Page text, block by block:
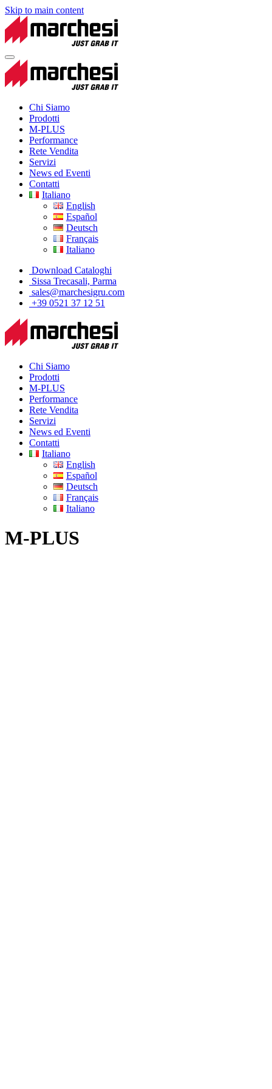
Skip to main content
Chi Siamo
Prodotti
M-PLUS
Performance
Rete Vendita
Servizi
News ed Eventi
Contatti
Italiano
English
Español
Deutsch
Français
Italiano
Download Cataloghi
Sissa Trecasali, Parma
sales@marchesigru.com
+39 0521 37 12 51
Chi Siamo
Prodotti
M-PLUS
Performance
Rete Vendita
Servizi
News ed Eventi
Contatti
Italiano
English
Español
Deutsch
Français
Italiano
M-PLUS